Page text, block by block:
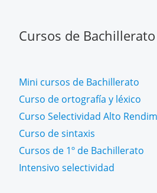
Cursos de
Mini cursos de Bachillerato
Curso de ortografía y léxico
Curso Selectividad Alto
Curso de sintaxis
Cursos de 1º de Bachillerato
Intensivo selectividad